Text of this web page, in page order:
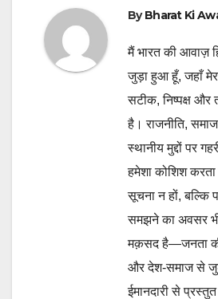
ByBharat Ki
मैं भारत की आवाज़
जुड़ा हुआ हूँ, जहाँ
सटीक, निष्पक्ष और
है। राजनीति,
स्थानीय मुद्दों पर
हमेशा कोशिश
सूचना न हों, बल्कि
समझने का अवसर
मक़सद है—जनता
और देश-समाज से
ईमानदारी से